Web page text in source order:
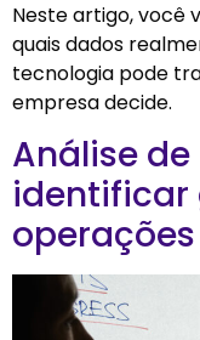
Neste artigo, você
quais dados
tecnologia pode
empresa decide.
Análise
identificar
operações